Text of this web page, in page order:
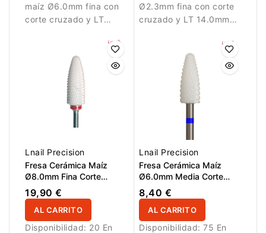
maíz Ø6.0mm fina con
corte cruzado y LT
eliminación suave de
material artificial.
Ø2.3mm fina con corte
cruzado y LT 14.0mm
Lnail Precision
Fresa Cerámica Maíz
Ø8.0mm Fina Corte
Cruzado LT 21.0mm
19,90 €
AL CARRITO
Disponibilidad: 20 En
Lnail Precision
Fresa Cerámica Maíz
Ø6.0mm Media Corte
Cruzado LT 14.5mm
8,40 €
AL CARRITO
Disponibilidad: 75 En